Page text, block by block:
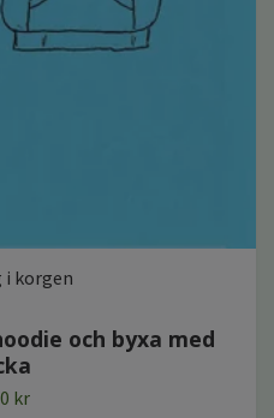
i korgen
och byxa med
kr